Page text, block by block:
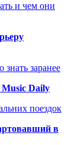
и чем они
заранее
Music Daily
поездок
в